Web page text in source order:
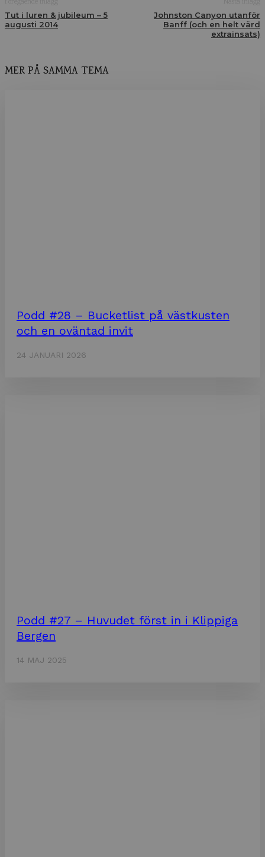
Tut i luren & jubileum – 5
augusti 2014
Johnston Canyon utanför
Banff (och en helt värd
extrainsats)
MER PÅ SAMMA TEMA
Podd #28 – Bucketlist på västkusten
och en oväntad invit
24 JANUARI 2026
Podd #27 – Huvudet först in i Klippiga
Bergen
14 MAJ 2025